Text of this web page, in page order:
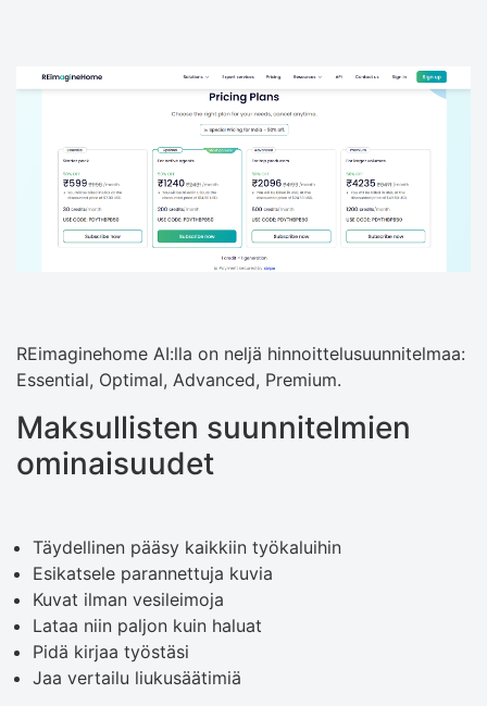
REimaginehome AI:lla on neljä hinnoittelusuunnitelmaa:
Essential, Optimal, Advanced, Premium.
Maksullisten suunnitelmien
ominaisuudet
Täydellinen pääsy kaikkiin työkaluihin
Esikatsele parannettuja kuvia
Kuvat ilman vesileimoja
Lataa niin paljon kuin haluat
Pidä kirjaa työstäsi
Jaa vertailu liukusäätimiä